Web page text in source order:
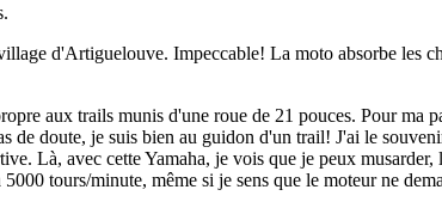
d'Artiguelouve. Impeccable! La moto absorbe les
aux trails munis d'une roue de 21 pouces. Pour
de doute, je suis bien au guidon d'un trail! J'ai le
Là, avec cette Yamaha, je vois que je peux
tours/minute, même si je sens que le moteur ne